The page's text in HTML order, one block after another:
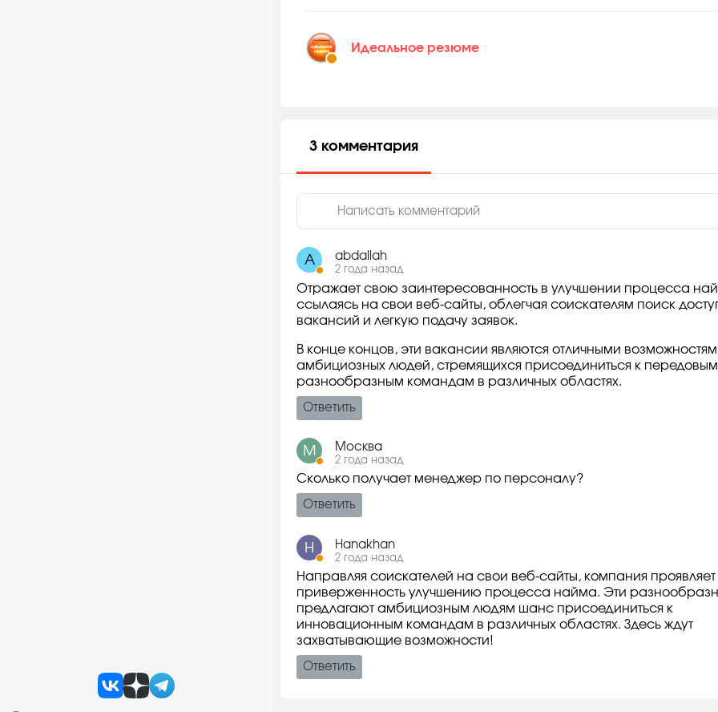
Идеальное резюме
3 комментария
A abdallah
2 года назад
Отражает свою заинтересованность в улучшении процесса
ссылаясь на свои веб-сайты, облегчая соискателям поиск
вакансий и легкую подачу заявок.
В конце концов, эти вакансии являются отличными
амбициозных людей, стремящихся присоединиться к
разнообразным командам в различных областях.
Ответить
М Москва
2 года назад
Сколько получает менеджер по персоналу?
Ответить
H Hanakhan
2 года назад
Направляя соискателей на свои веб-сайты, компания проявляет
приверженность улучшению процесса найма. Эти
предлагают амбициозным людям шанс присоединиться к
инновационным командам в различных областях. Здесь ждут
захватывающие возможности!
Ответить